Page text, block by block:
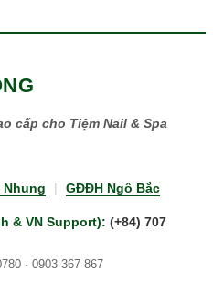
cấp cho Tiệm Nail & Spa
Nhung | GĐĐH Ngô Bắc
& VN Support): (+84) 707
· 0903 367 867